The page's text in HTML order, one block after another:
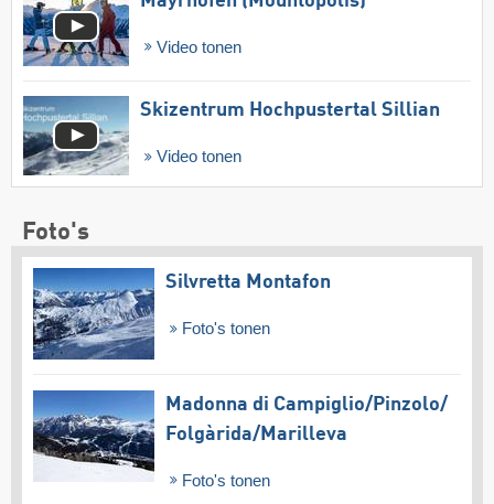
Video tonen
Skizentrum Hochpustertal Sillian
Video tonen
Foto's
Silvretta Montafon
Foto's tonen
Madonna di Campiglio/​Pinzolo/​
Folgàrida/​Marilleva
Foto's tonen